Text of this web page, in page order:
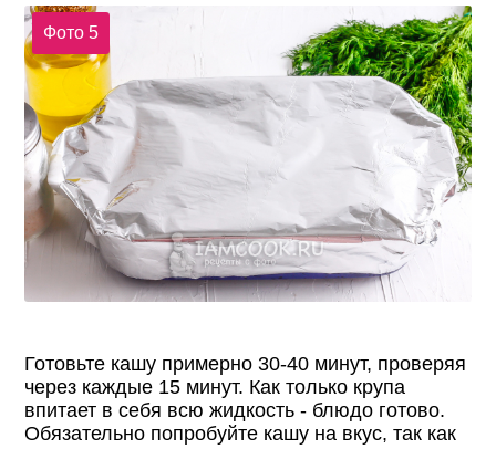
Фото 5
Готовьте кашу примерно 30-40 минут, проверяя
через каждые 15 минут. Как только крупа
впитает в себя всю жидкость - блюдо готово.
Обязательно попробуйте кашу на вкус, так как